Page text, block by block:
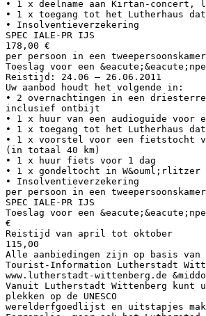
• 1 x deelname aan Kirtan-
• 1 x toegang tot het Lutherhaus dat
• Insolventieverzekering
SPEC IALE-PR IJS
178,00 €
per persoon in een tweepersoonskamer
Toeslag voor een
Reistijd: 24.06 – 26.06.2011
Uw aanbod houdt het volgende in:
• 2 overnachtingen in een
inclusief ontbijt
• 1 x huur van een audioguide voor
• 1 x toegang tot het Lutherhaus dat
• 1 x voorstel voor een fietstocht
(in totaal 40 km)
• 1 x huur fiets voor 1 dag
• 1 x gondeltocht in W&ouml;rlitzer
• Insolventieverzekering
per persoon in een tweepersoonskamer
SPEC IALE-PR IJS
Toeslag voor een
€
Reistijd van april tot oktober
115,00
Alle aanbiedingen zijn op basis van
Tourist-Information Lutherstadt
www.lutherstadt-wittenberg.de
Vanuit Lutherstadt Wittenberg kunt u
plekken op de UNESCO
werelderfgoedlijst en uitstapjes